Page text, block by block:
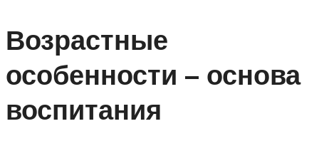
Возрастные
особенности – основа
воспитания